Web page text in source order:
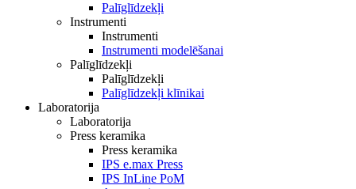
Palīglīdzekļi
Instrumenti
Instrumenti
Instrumenti modelēšanai
Palīglīdzekļi
Palīglīdzekļi
Palīglīdzekļi klīnikai
Laboratorija
Laboratorija
Press keramika
Press keramika
IPS e.max Press
IPS InLine PoM